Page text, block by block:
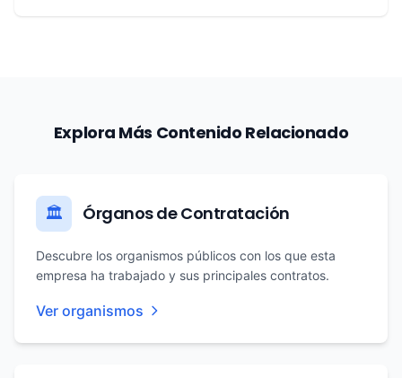
Explora Más Contenido Relacionado
🏛️ Órganos de Contratación
Descubre los organismos públicos con los que esta
empresa ha trabajado y sus principales contratos.
Ver organismos